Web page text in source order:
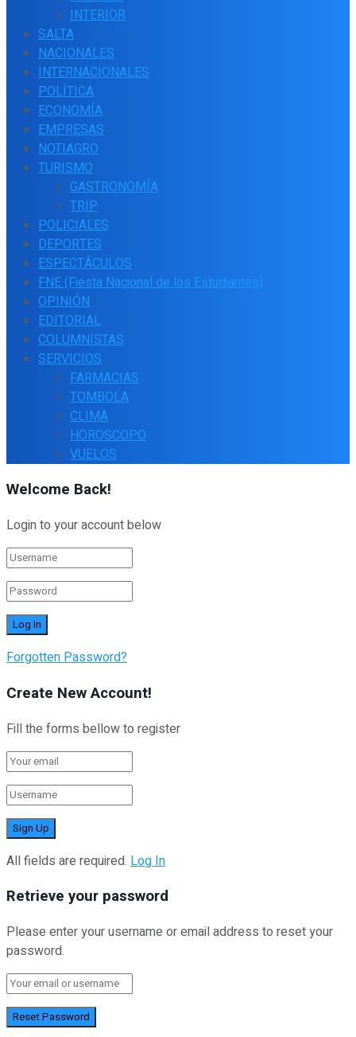
INTERIOR
SALTA
NACIONALES
INTERNACIONALES
POLÍTICA
ECONOMÍA
EMPRESAS
NOTIAGRO
TURISMO
GASTRONOMÍA
TRIP
POLICIALES
DEPORTES
ESPECTÁCULOS
FNE (Fiesta Nacional de los Estudiantes)
OPINIÓN
EDITORIAL
COLUMNISTAS
SERVICIOS
FARMACIAS
TOMBOLA
CLIMA
HOROSCOPO
VUELOS
Welcome Back!
Login to your account below
Forgotten Password?
Create New Account!
Fill the forms bellow to register
All fields are required. Log In
Retrieve your password
Please enter your username or email address to reset your
password.